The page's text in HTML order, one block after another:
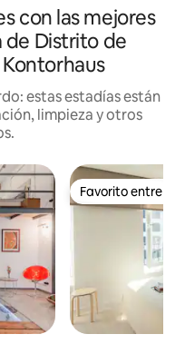
con las mejores
de Distrito de
estas estadías están
limpieza y otros
Favorito entre
Favorito entre